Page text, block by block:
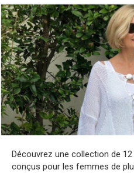
Découvrez une collection de
conçus pour les femmes de